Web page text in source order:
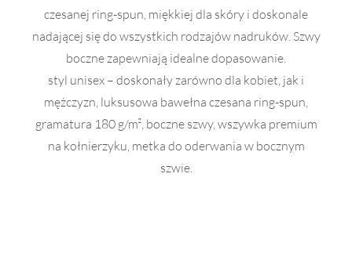
czesanej ring-spun, miękkiej dla skóry i doskonale
nadającej się do wszystkich rodzajów nadruków. Szwy
boczne zapewniają idealne dopasowanie.
styl unisex – doskonały zarówno dla kobiet, jak i
mężczyzn, luksusowa bawełna czesana ring-spun,
gramatura 180 g/m², boczne szwy, wszywka premium
na kołnierzyku, metka do oderwania w bocznym
szwie.